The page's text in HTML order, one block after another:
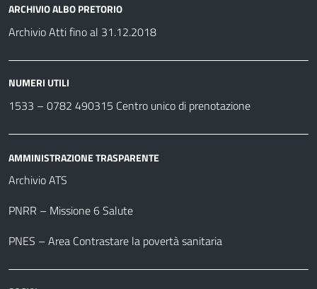
ARCHIVIO ALBO PRETORIO
Archivio Atti fino al 31.12.2018
NUMERI UTILI
1533 – 0782 490315 Centro unico di prenotazione
AMMINISTRAZIONE TRASPARENTE
Archivio ATS
PNRR – Missione 6 Salute
PNES – Area Contrastare la povertà sanitaria